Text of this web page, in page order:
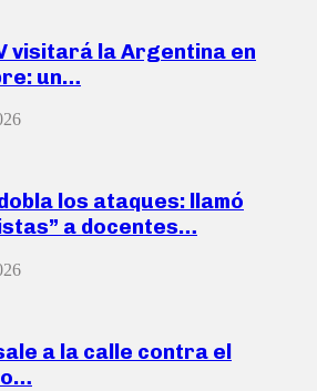
visitará la Argentina en
un…
los ataques: llamó
a docentes…
a la calle contra el